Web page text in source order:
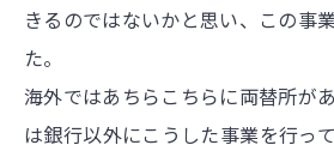
きるのではないかと思い、この事
た。
海外ではあちらこちらに両替所が
は銀行以外にこうした事業を行っ